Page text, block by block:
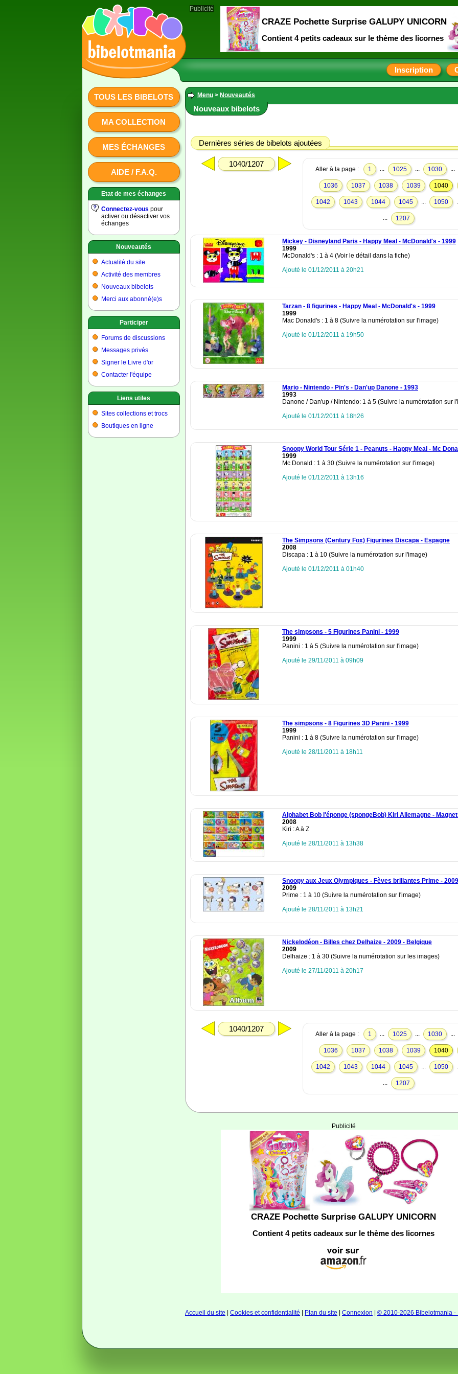
Inscription
TOUS LES BIBELOTS
MA COLLECTION
MES ÉCHANGES
AIDE / F.A.Q.
Etat de mes échanges
Connectez-vous pour
activer ou désactiver vos
échanges
Nouveautés
Actualité du site
Activité des membres
Nouveaux bibelots
Merci aux abonné(e)s
Participer
Forums de discussions
Messages privés
Signer le Livre d'or
Contacter l'équipe
Liens utiles
Sites collections et trocs
Boutiques en ligne
Menu > Nouveautés
Nouveaux bibelots
Dernières séries de bibelots ajoutées
1040/1207
Aller à la page : 1 ... 1025 ... 1030 ...
1036 1037 1038 1039 1040
1042 1043 1044 1045 ... 1050
... 1207
Mickey - Disneyland Paris - Happy Meal - McDonald's - 1999
1999
McDonald's : 1 à 4 (Voir le détail dans la fiche)
Ajouté le 01/12/2011 à 20h21
Tarzan - 8 figurines - Happy Meal - McDonald's - 1999
1999
Mac Donald's : 1 à 8 (Suivre la numérotation sur l'image)
Ajouté le 01/12/2011 à 19h50
Mario - Nintendo - Pin's - Dan'up Danone - 1993
1993
Danone / Dan'up / Nintendo: 1 à 5 (Suivre la numérotation sur
Ajouté le 01/12/2011 à 18h26
Snoopy World Tour Série 1 - Peanuts - Happy Meal - Mc
1999
Mc Donald : 1 à 30 (Suivre la numérotation sur l'image)
Ajouté le 01/12/2011 à 13h16
The Simpsons (Century Fox) Figurines Discapa - Espagne
2008
Discapa : 1 à 10 (Suivre la numérotation sur l'image)
Ajouté le 01/12/2011 à 01h40
The simpsons - 5 Figurines Panini - 1999
1999
Panini : 1 à 5 (Suivre la numérotation sur l'image)
Ajouté le 29/11/2011 à 09h09
The simpsons - 8 Figurines 3D Panini - 1999
1999
Panini : 1 à 8 (Suivre la numérotation sur l'image)
Ajouté le 28/11/2011 à 18h11
Alphabet Bob l'éponge (spongeBob) Kiri Allemagne -
2008
Kiri : A à Z
Ajouté le 28/11/2011 à 13h38
Snoopy aux Jeux Olympiques - Fèves brillantes Prime - 2009
2009
Prime : 1 à 10 (Suivre la numérotation sur l'image)
Ajouté le 28/11/2011 à 13h21
Nickelodéon - Billes chez Delhaize - 2009 - Belgique
2009
Delhaize : 1 à 30 (Suivre la numérotation sur les images)
Ajouté le 27/11/2011 à 20h17
1040/1207
Aller à la page : 1 ... 1025 ... 1030 ...
1036 1037 1038 1039 1040
1042 1043 1044 1045 ... 1050
... 1207
Publicité
CRAZE Pochette Surprise GALUPY UNICORN
Contient 4 petits cadeaux sur le thème des licornes
Accueil du site Cookies et confidentialité Plan du site Connexion © 2010-2026 Bibelotmania -
Publicité
CRAZE Pochette Surprise GALUPY UNICORN
Contient 4 petits cadeaux sur le thème des licornes